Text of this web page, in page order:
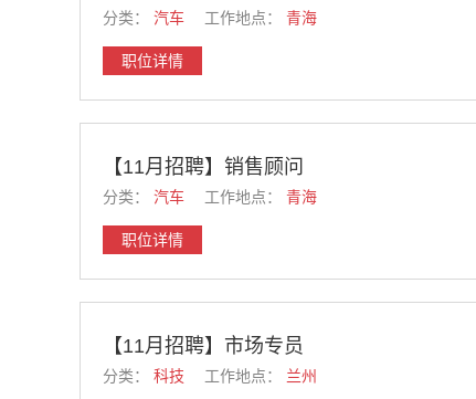
分类： 汽车 工作地点： 青海
职位详情
【11月招聘】销售顾问
分类： 汽车 工作地点： 青海
职位详情
【11月招聘】市场专员
分类： 科技 工作地点： 兰州